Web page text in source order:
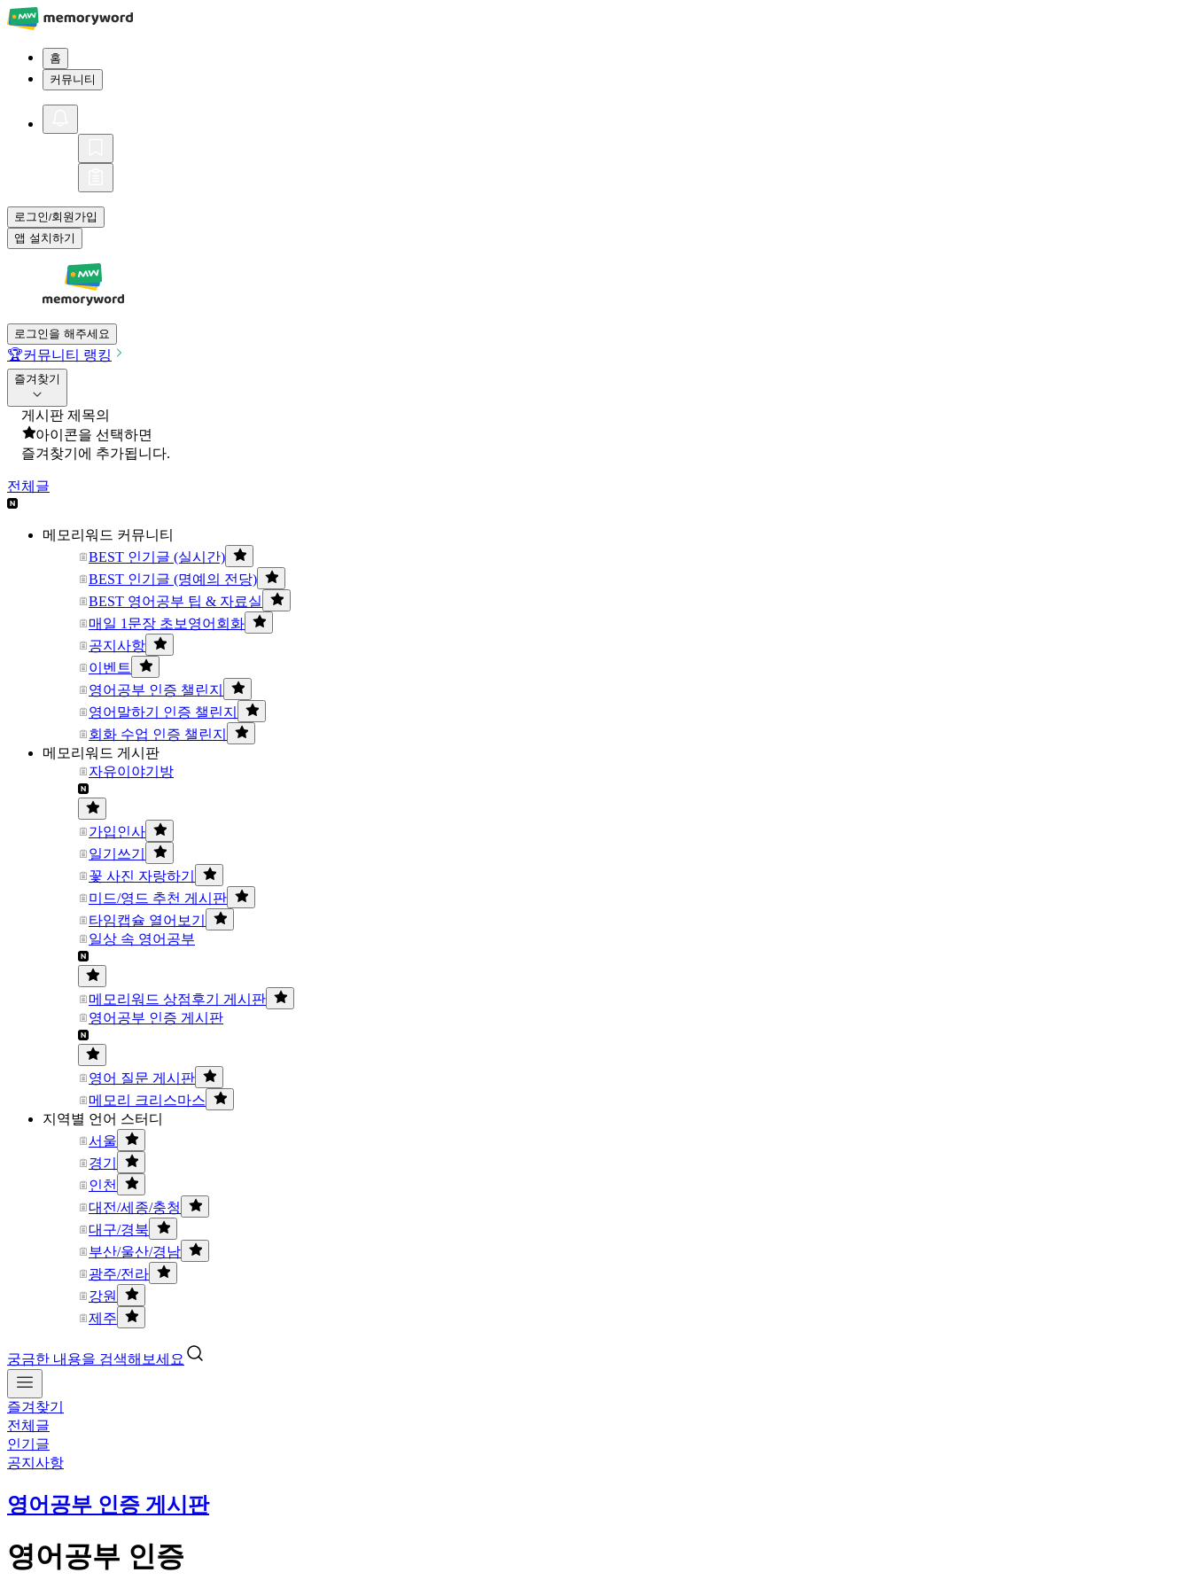
홈
커뮤니티
로그인/회원가입
앱 설치하기
로그인을 해주세요
🏆커뮤니티 랭킹
즐겨찾기
게시판 제목의
아이콘을 선택하면
즐겨찾기에 추가됩니다.
전체글
메모리워드 커뮤니티
BEST 인기글 (실시간)
BEST 인기글 (명예의 전당)
BEST 영어공부 팁 & 자료실
매일 1문장 초보영어회화
공지사항
이벤트
영어공부 인증 챌린지
영어말하기 인증 챌린지
회화 수업 인증 챌린지
메모리워드 게시판
자유이야기방
가입인사
일기쓰기
꽃 사진 자랑하기
미드/영드 추천 게시판
타임캡슐 열어보기
일상 속 영어공부
메모리워드 상점후기 게시판
영어공부 인증 게시판
영어 질문 게시판
메모리 크리스마스
지역별 언어 스터디
서울
경기
인천
대전/세종/충청
대구/경북
부산/울산/경남
광주/전라
강원
제주
궁금한 내용을 검색해보세요
즐겨찾기
전체글
인기글
공지사항
영어공부 인증 게시판
영어공부 인증